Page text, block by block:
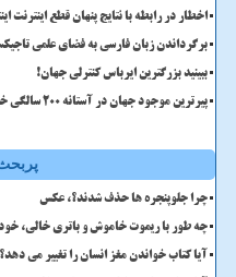
اخطار در رابطه با نتایج پنهان قطع
برگرداندن زبان فارسی به فضای علمی
ببینید بزرگترین ایرباس کنترلی جهان!
پیرترین موجود جهان در آستانه ۲۰۰ سالگی خبرساز شد
چرا جلوپنجره ها حذف شدند؟، عکس
چه طور با ریموت خاموش و باتری خالی،
آیا کتاب خواندن مغز انسان را تغییر می دهد؟